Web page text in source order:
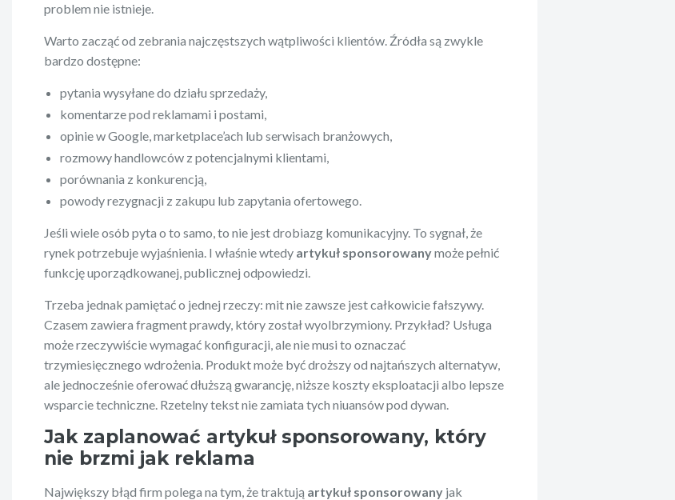
problem nie istnieje.
Warto zacząć od zebrania najczęstszych wątpliwości klientów. Źródła są zwykle
bardzo dostępne:
pytania wysyłane do działu sprzedaży,
komentarze pod reklamami i postami,
opinie w Google, marketplace’ach lub serwisach branżowych,
rozmowy handlowców z potencjalnymi klientami,
porównania z konkurencją,
powody rezygnacji z zakupu lub zapytania ofertowego.
Jeśli wiele osób pyta o to samo, to nie jest drobiazg komunikacyjny. To sygnał, że
rynek potrzebuje wyjaśnienia. I właśnie wtedy artykuł sponsorowanymoże pełnić
funkcję uporządkowanej, publicznej odpowiedzi.
Trzeba jednak pamiętać o jednej rzeczy: mit nie zawsze jest całkowicie fałszywy.
Czasem zawiera fragment prawdy, który został wyolbrzymiony. Przykład? Usługa
może rzeczywiście wymagać konfiguracji, ale nie musi to oznaczać
trzymiesięcznego wdrożenia. Produkt może być droższy od najtańszych alternatyw,
ale jednocześnie oferować dłuższą gwarancję, niższe koszty eksploatacji albo lepsze
wsparcie techniczne. Rzetelny tekst nie zamiata tych niuansów pod dywan.
Jak zaplanować artykuł sponsorowany, który
nie brzmi jak reklama
Największy błąd firm polega na tym, że traktują artykuł sponsorowany jak